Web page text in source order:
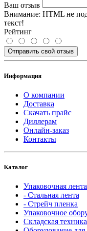
Ваш отзыв
Внимание: HTML не
текст!
Рейтинг
Отправить свой отзыв
Информация
О компании
Доставка
Скачать прайс
Диллерам
Онлайн-заказ
Контакты
Каталог
Упаковочная лента
- Стальная лента
- Стрейч пленка
Упаковочное
Складская техника